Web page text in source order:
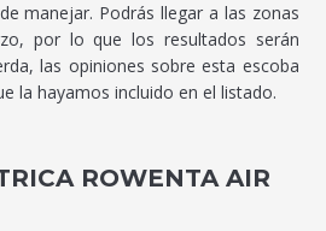
manejar. Podrás llegar a las zonas
por lo que los resultados serán
las opiniones sobre esta escoba
la hayamos incluido en el listado.
ROWENTA AIR